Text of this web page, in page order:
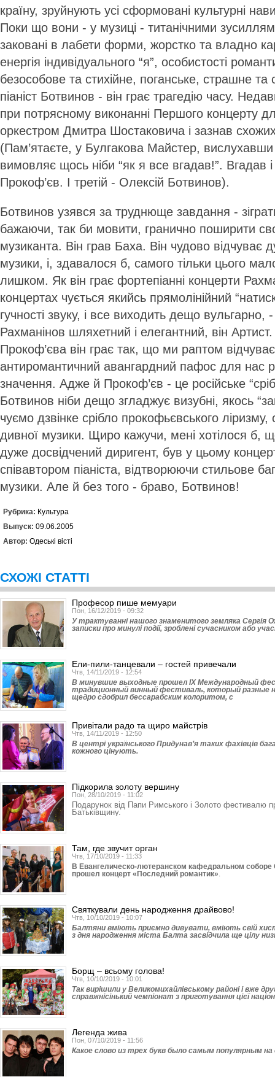
країну, зруйнують усі сформовані культурні
Поки що вони - у музиці - титанічними
заковані в лабети форми, жорстко та владно
енергія індивідуального “я”, особистості
безособове та стихійне, поганське, страшне та
піаніст Ботвинов - він грає трагедію часу.
при потрясному виконанні Першого концерту
оркестром Дмитра Шостаковича і зазнав схожих
(Пам’ятаєте, у Булгакова Майстер,
вимовляє щось ніби “як я все вгадав!”. Вгадав
Прокоф’єв. І третій - Олексій Ботвинов).
Ботвинов узявся за труднюще завдання -
бажаючи, так би мовити, гранично поширити
музиканта. Він грав Баха. Він чудово відчуває
музики, і, здавалося б, самого тільки цього
лишком. Як він грає фортепіанні концерти
концертах чується якийсь прямолінійний
гучності звуку, і все виходить дещо
Рахманінов шляхетний і елегантний, він
Прокоф’єва він грає так, що ми раптом
антиромантичний авангардний пафос для нас
значення. Адже й Прокоф’єв - це російське
Ботвинов ніби дещо згладжує визубні, якось
чуємо дзвінке срібло прокофьєвського ліризму,
дивної музики. Щиро кажучи, мені хотілося б,
дуже досвідчений диригент, був у цьому
співавтором піаніста, відтворюючи стильове
музики. Але й без того - браво, Ботвинов!
Рубрика: Культура
Выпуск: 09.06.2005
Автор: Одеські вісті
СХОЖІ СТАТТІ
Професор пише мемуари
Пон, 16/12/2019 - 09:32
У трактуванні нашого знаменитого земляка Сергія
записки про минулі події, зроблені сучасником або
Ели-пили-танцевали – гостей привечали
Чтв, 14/11/2019 - 12:54
В минувшие выходные прошел ІХ Международный
традиционный винный фестиваль, который разные
щедро сдобрил бессарабским колоритом, с
Привітали радо та щиро майстрів
Чтв, 14/11/2019 - 12:50
В центрі українського Придунав’я таких фахівців
кожного цінують.
Підкорила золоту вершину
Пон, 28/10/2019 - 11:02
Подарунок від Папи Римського і Золото фестивалю
Батьківщину.
Там, где звучит орган
Чтв, 17/10/2019 - 11:33
В Евангелическо-лютеранском кафедральном соборе
прошел концерт «Последний романтик».
Святкували день народження драйвово!
Чтв, 10/10/2019 - 10:07
Балтяни вміють приємно дивувати, вміють свій
з дня народження міста Балта засвідчила ще цілу
Борщ – всьому голова!
Чтв, 10/10/2019 - 10:01
Так вирішили у Великомихай­лівському районі і вже
справжнісінький чемпіонат з приготування цієї
Легенда жива
Пон, 07/10/2019 - 11:56
Какое слово из трех букв было самым популярным